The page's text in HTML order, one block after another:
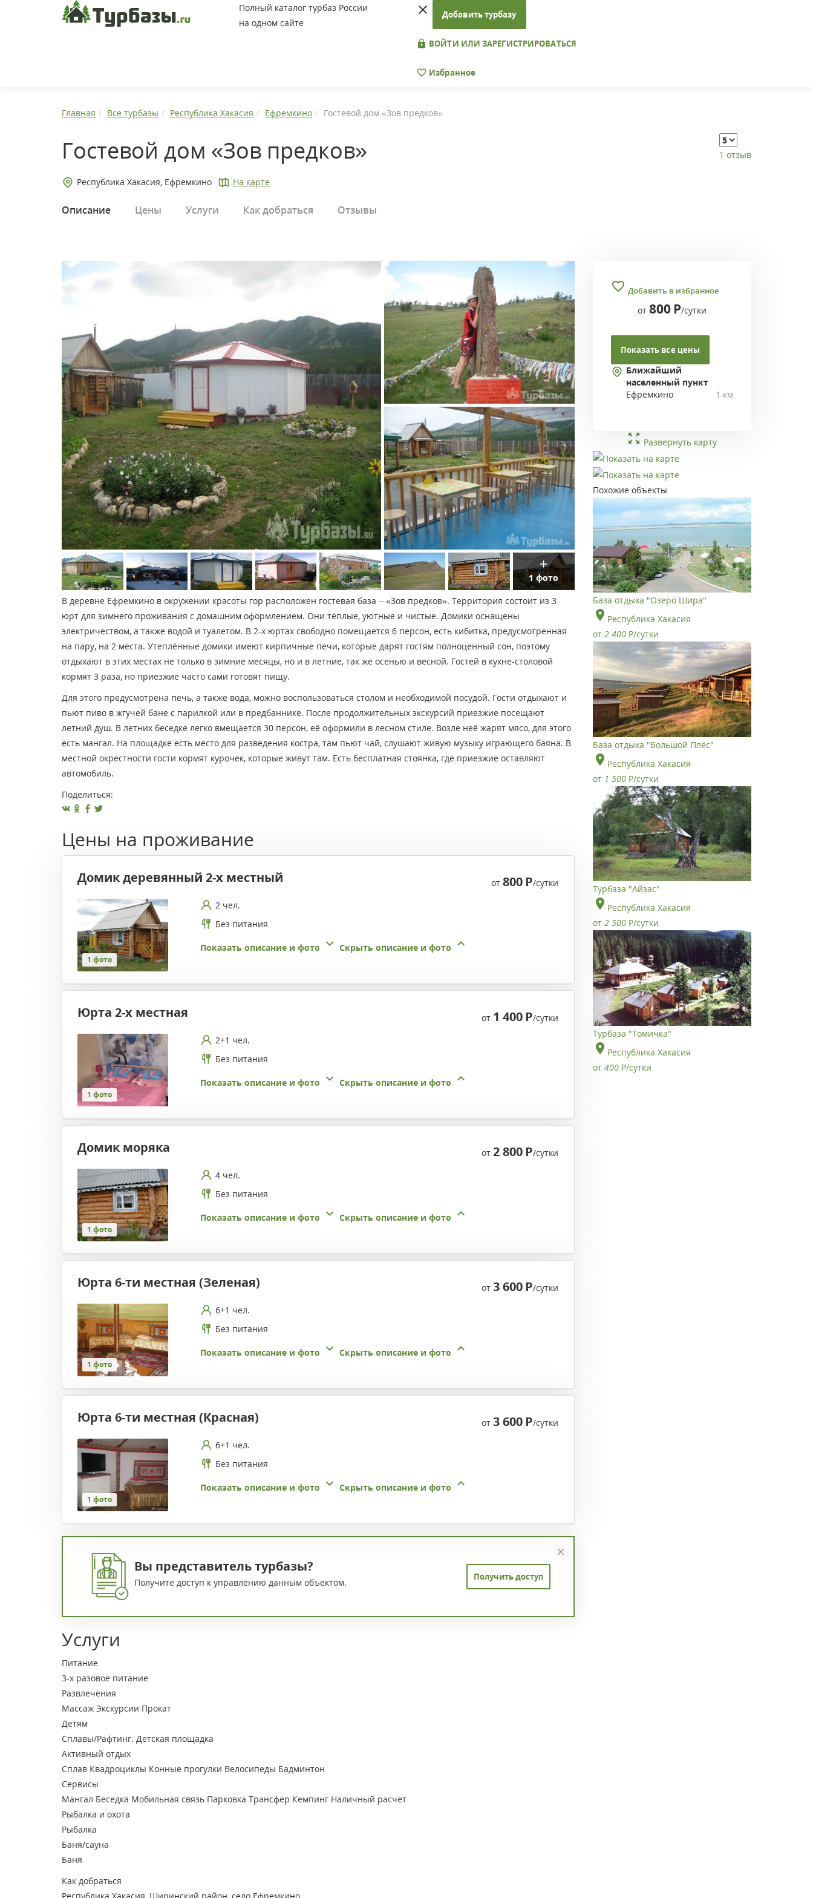
Полный каталог турбаз России
на одном сайте
Добавить турбазу
ВОЙТИ ИЛИ ЗАРЕГИСТРИРОВАТЬСЯ
Избранное
Главная Все турбазы Республика Хакасия Ефремкино Гостевой дом «Зов предков»
Гостевой дом «Зов предков» 1 отзыв
Республика Хакасия, Ефремкино На карте
Описание Цены Услуги Как добраться Отзывы
1 фото
В деревне Ефремкино в окружении красоты гор расположен гостевая база – «Зов предков». Территория состоит из 3
юрт для зимнего проживания с домашним оформлением. Они тёплые, уютные и чистые. Домики оснащены
электричеством, а также водой и туалетом. В 2-х юртах свободно помещается 6 персон, есть кибитка, предусмотренная
на пару, на 2 места. Утеплённые домики имеют кирпичные печи, которые дарят гостям полноценный сон, поэтому
отдыхают в этих местах не только в зимние месяцы, но и в летние, так же осенью и весной. Гостей в кухне-столовой
кормят 3 раза, но приезжие часто сами готовят пищу.
Для этого предусмотрена печь, а также вода, можно воспользоваться столом и необходимой посудой. Гости отдыхают и
пьют пиво в жгучей бане с парилкой или в предбаннике. После продолжительных экскурсий приезжие посещают
летний душ. В летних беседке легко вмещается 30 персон, её оформили в лесном стиле. Возле неё жарят мясо, для этого
есть мангал. На площадке есть место для разведения костра, там пьют чай, слушают живую музыку играющего баяна. В
местной окрестности гости кормят курочек, которые живут там. Есть бесплатная стоянка, где приезжие оставляют
автомобиль.
Поделиться:
Цены на проживание
Домик деревянный 2-х местный от800Р/сутки
1 фото
2 чел.
Без питания
Показать описание и фото Скрыть описание и фото
Юрта 2-х местная от 1 400Р/сутки
1 фото
2+1 чел.
Без питания
Показать описание и фото Скрыть описание и фото
Домик моряка от2 800Р/сутки
1 фото
4 чел.
Без питания
Показать описание и фото Скрыть описание и фото
Юрта 6-ти местная (Зеленая) от3 600Р/сутки
1 фото
6+1 чел.
Без питания
Показать описание и фото Скрыть описание и фото
Юрта 6-ти местная (Красная) от3 600Р/сутки
1 фото
6+1 чел.
Без питания
Показать описание и фото Скрыть описание и фото
Вы представитель турбазы?
Получите доступ к управлению данным объектом. Получить доступ
Услуги
Питание
3-х разовое питание
Развлечения
Массаж Экскурсии Прокат
Детям
Сплавы/Рафтинг. Детская площадка
Активный отдых
Сплав Квадроциклы Конные прогулки Велосипеды Бадминтон
Сервисы
Мангал Беседка Мобильная связь Парковка Трансфер Кемпинг Наличный расчет
Рыбалка и охота
Рыбалка
Баня/сауна
Баня
Как добраться
Добавить в избранное
от 800 Р/сутки
Показать все цены
Ближайший
населенный пункт
Ефремкино
1 км
Развернуть карту
Похожие объекты
База отдыха "Озеро Шира"
Республика Хакасия
от 2 400 Р/сутки
База отдыха "Большой Плёс"
Республика Хакасия
от 1 500 Р/сутки
Турбаза "Айзас"
Республика Хакасия
от 2 500 Р/сутки
Турбаза "Томичка"
Республика Хакасия
от 400 Р/сутки